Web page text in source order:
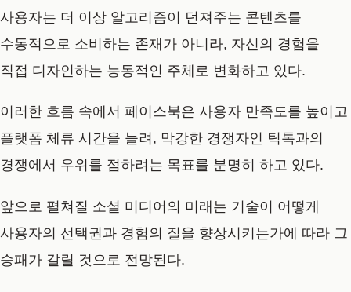
사용자는 더 이상 알고리즘이 던져주는 콘텐츠를
수동적으로 소비하는 존재가 아니라, 자신의 경험을
직접 디자인하는 능동적인 주체로 변화하고 있다.
이러한 흐름 속에서 페이스북은 사용자 만족도를 높이고
플랫폼 체류 시간을 늘려, 막강한 경쟁자인 틱톡과의
경쟁에서 우위를 점하려는 목표를 분명히 하고 있다.
앞으로 펼쳐질 소셜 미디어의 미래는 기술이 어떻게
사용자의 선택권과 경험의 질을 향상시키는가에 따라 그
승패가 갈릴 것으로 전망된다.